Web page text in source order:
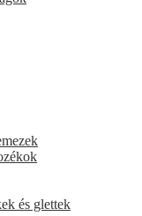
és glettek